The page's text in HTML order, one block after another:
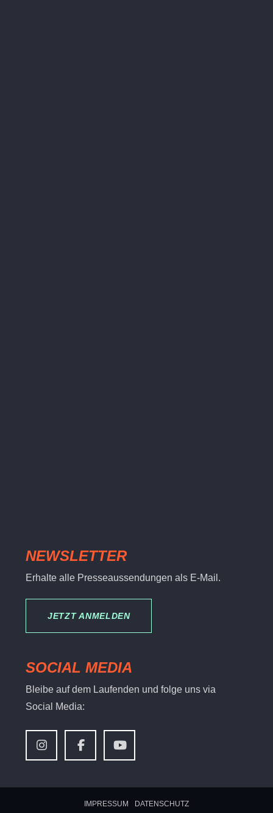
NEWSLETTER
Erhalte alle Presseaussendungen als E-Mail.
JETZT ANMELDEN
SOCIAL MEDIA
Bleibe auf dem Laufenden und folge uns via
Social Media:
IMPRESSUM DATENSCHUTZ